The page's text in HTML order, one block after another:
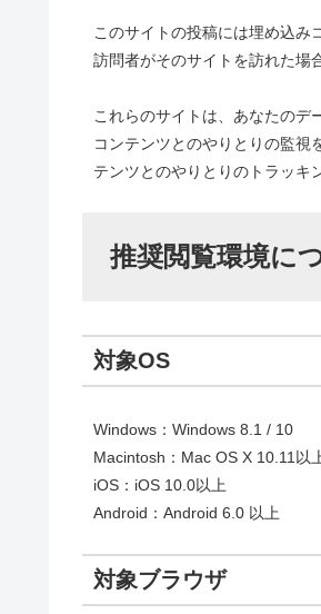
このサイトの投稿には埋め込み
訪問者がそのサイトを訪れた場
これらのサイトは、あなたのデ
コンテンツとのやりとりの監視
テンツとのやりとりのトラッキ
推奨閲覧環境に
対象OS
Windows：Windows 8.1 / 10
Macintosh：Mac OS X 10.11以
iOS：iOS 10.0以上
Android：Android 6.0 以上
対象ブラウザ